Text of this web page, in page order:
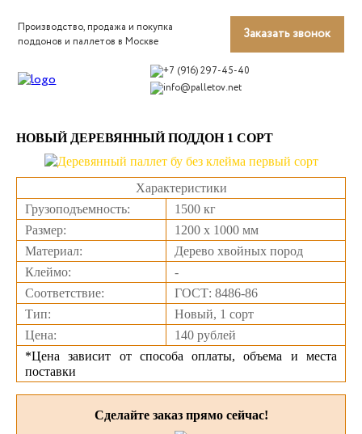
Производство, продажа и покупка
поддонов и паллетов в Москве
Заказать звонок
+7 (916) 297-45-40
info@palletov.net
НОВЫЙ ДЕРЕВЯННЫЙ ПОДДОН 1 СОРТ
Характеристики
Грузоподъемность:
1500 кг
Размер:
1200 х 1000 мм
Материал:
Дерево хвойных пород
Клеймо:
-
Соответствие:
ГОСТ: 8486-86
Тип:
Новый, 1 сорт
Цена:
140 рублей
*Цена зависит от способа оплаты, объема и места
поставки
Сделайте заказ прямо сейчас!